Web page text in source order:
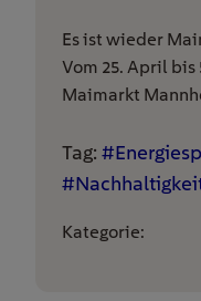
Es ist wieder
Vom 25. April bis
Maimarkt
Tag:
Kategorie: